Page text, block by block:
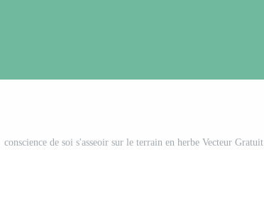
conscience de soi s'asseoir sur le terrain en herbe Vecteur Gratuit